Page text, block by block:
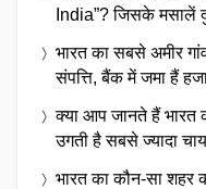
India”? जिसके मसालें
भारत का सबसे अमीर
संपत्ति, बैंक में जमा हैं
क्या आप जानते हैं भारत
उगती है सबसे ज्यादा चाय
भारत का कौन-सा शहर